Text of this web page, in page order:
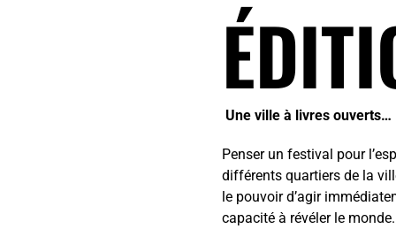
Une ville à livres ouverts…
Penser un festival pour
différents quartiers de la
le pouvoir d’agir
capacité à révéler le monde.